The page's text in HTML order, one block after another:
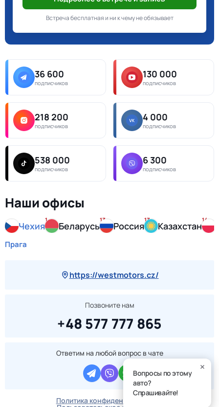
Встреча бесплатная и ни к чему не обязывает
36 600
подписчиков
130 000
подписчиков
218 200
подписчиков
4 000
подписчиков
538 000
подписчиков
6 300
подписчиков
Наши офисы
Чехия
1
Беларусь
13
Россия
13
Казахстан
14
Прага
https://westmotors.cz/
Позвоните нам
+48 577 777 865
Ответим на любой вопрос в чате
Политика конфиденциальности
Вопросы по этому
авто?
Спрашивайте!